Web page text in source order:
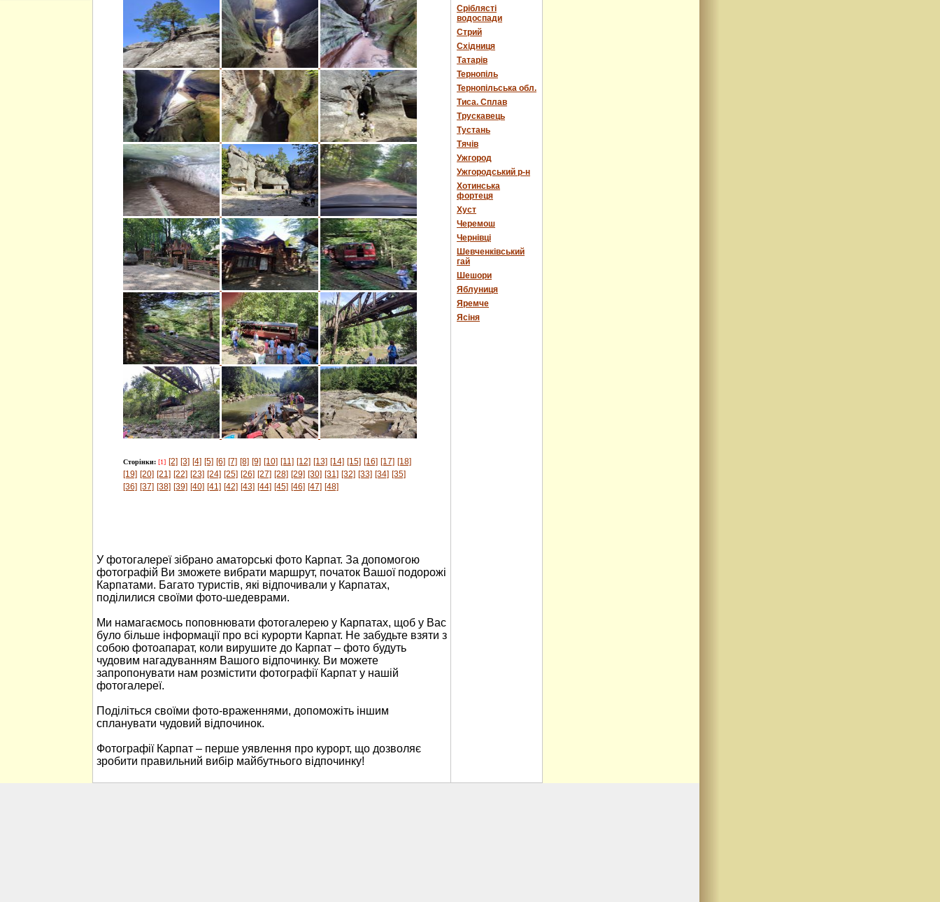
Сторінки: [1] [2] [3] [4] [5] [6] [7] [8] [9] [10] [11] [12] [13] [14] [15] [16] [17] [18]
[19] [20] [21] [22] [23] [24] [25] [26] [27] [28] [29] [30] [31] [32] [33] [34] [35]
[36] [37] [38] [39] [40] [41] [42] [43] [44] [45] [46] [47] [48]
У фотогалереї зібрано аматорські фото Карпат. За допомогою
фотографій Ви зможете вибрати маршрут, початок Вашої подорожі
Карпатами. Багато туристів, які відпочивали у Карпатах,
поділилися своїми фото-шедеврами.
Ми намагаємось поповнювати фотогалерею у Карпатах, щоб у Вас
було більше інформації про всі курорти Карпат. Не забудьте взяти з
собою фотоапарат, коли вирушите до Карпат – фото будуть
чудовим нагадуванням Вашого відпочинку. Ви можете
запропонувати нам розмістити фотографії Карпат у нашій
фотогалереї.
Поділіться своїми фото-враженнями, допоможіть іншим
спланувати чудовий відпочинок.
Фотографії Карпат – перше уявлення про курорт, що дозволяє
зробити правильний вибір майбутнього відпочинку!
Сріблясті
водоспади
Стрий
Східниця
Татарів
Тернопіль
Тернопільська обл.
Тиса. Сплав
Трускавець
Тустань
Тячів
Ужгород
Ужгородський р-н
Хотинська
фортеця
Хуст
Черемош
Чернівці
Шевченківський
гай
Шешори
Яблуниця
Яремче
Ясіня